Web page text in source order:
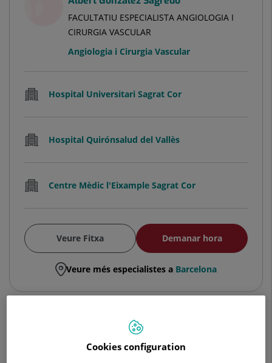
FACULTATIU ESPECIALISTA ANGIOLOGIA I
CIRURGIA VASCULAR
Angiologia i Cirurgia Vascular
Hospital Universitari Sagrat Cor
Hospital Quirónsalud del Vallès
Centre Mèdic l'Eixample Sagrat Cor
Veure Fitxa Demanar hora
Veure més especialistes a Barcelona
FACULTATIU ESPECIALISTA
Cookies configuration